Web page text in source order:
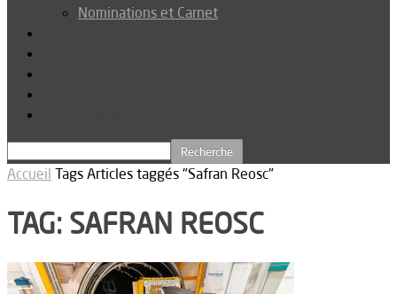
Nominations et Carnet
Accueil Tags Articles taggés "Safran Reosc"
TAG: SAFRAN REOSC